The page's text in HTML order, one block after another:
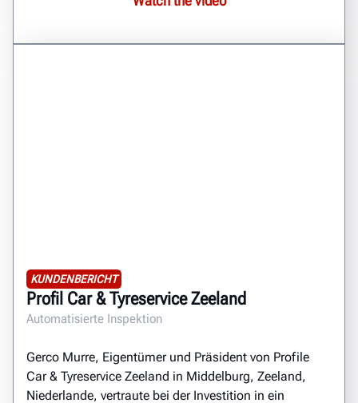
KUNDENBERICHT
Profil Car & Tyreservice Zeeland
Automatisierte Inspektion
Gerco Murre, Eigentümer und Präsident von Profile
Car & Tyreservice Zeeland in Middelburg, Zeeland,
Niederlande, vertraute bei der Investition in ein